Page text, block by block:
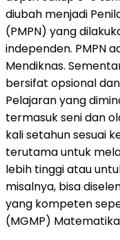
diubah menjadi
(PMPN) yang
independen. PMPN
Mendiknas.
bersifat opsional
Pelajaran yang
termasuk seni dan
kali setahun sesuai
terutama untuk
lebih tinggi atau
misalnya, bisa
yang kompeten
(MGMP)